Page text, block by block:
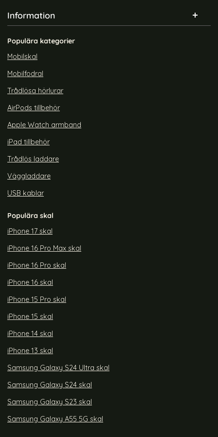
ASUS ROG Ally Skal Slikon Vit
rea pris
149 krtidigare pris
209 kr
Snart slutsåld!
Antistatiskt ESD Armband
Justerbart Blå
Information
Populära kategorier
Mobilskal
Mobilfodral
Trådlösa hörlurar
AirPods tillbehör
Apple Watch armband
iPad tillbehör
Trådlös laddare
Väggladdare
USB kablar
Populära skal
iPhone 17 skal
iPhone 16 Pro Max skal
iPhone 16 Pro skal
iPhone 16 skal
iPhone 15 Pro skal
iPhone 15 skal
iPhone 14 skal
iPhone 13 skal
Samsung Galaxy S24 Ultra skal
Samsung Galaxy S24 skal
Samsung Galaxy S23 skal
Samsung Galaxy A55 5G skal